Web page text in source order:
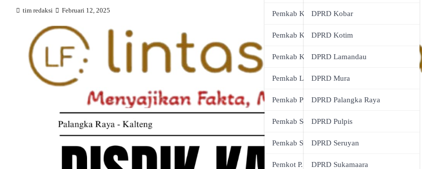
Pemkab Katingan
Pemkab Kobar
Pemkab Kotim
Pemkab Lamandau
Pemkab Pulpis
Pemkab Seruyan
Pemkab Sukamara
Pemkot P. Raya
DPRD Kobar
DPRD Kotim
DPRD Lamandau
DPRD Mura
DPRD Palangka Raya
DPRD Pulpis
DPRD Seruyan
DPRD Sukamaara
tim redaksi Februari 12, 2025